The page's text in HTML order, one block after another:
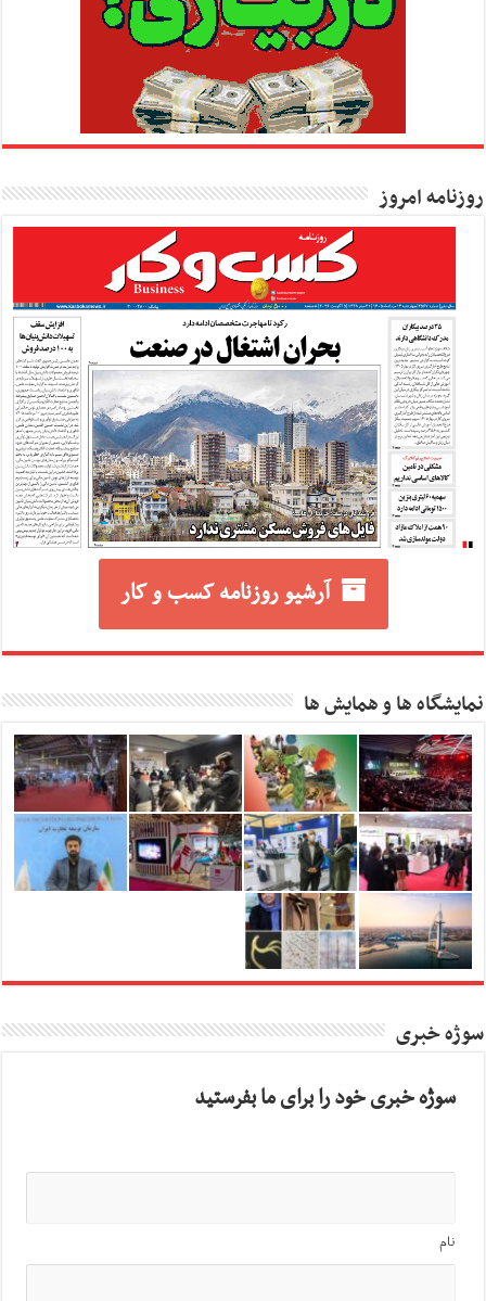
روزنامه امروز
آرشیو روزنامه کسب و کار
نمایشگاه ها و همایش ها
سوژه خبری
سوژه خبری خود را برای ما بفرستید
نام